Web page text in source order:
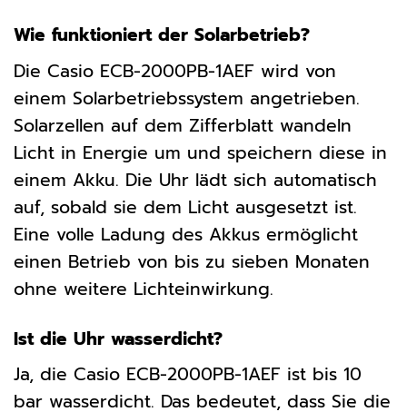
Wie funktioniert der Solarbetrieb?
Die Casio ECB-2000PB-1AEF wird von
einem Solarbetriebssystem angetrieben.
Solarzellen auf dem Zifferblatt wandeln
Licht in Energie um und speichern diese in
einem Akku. Die Uhr lädt sich automatisch
auf, sobald sie dem Licht ausgesetzt ist.
Eine volle Ladung des Akkus ermöglicht
einen Betrieb von bis zu sieben Monaten
ohne weitere Lichteinwirkung.
Ist die Uhr wasserdicht?
Ja, die Casio ECB-2000PB-1AEF ist bis 10
bar wasserdicht. Das bedeutet, dass Sie die